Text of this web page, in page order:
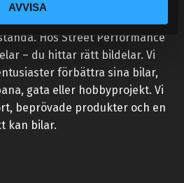
AVVISA
Hos Street Performance
– du hittar rätt bildelar. Vi
förbättra sina bilar,
gata eller hobbyprojekt. Vi
beprövade produkter och en
kan bilar.